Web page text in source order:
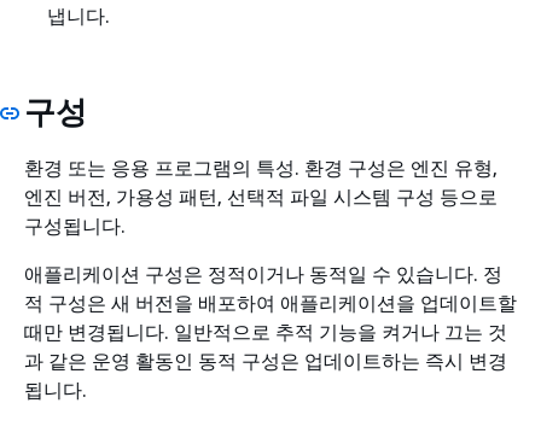
냅니다.
구성
환경 또는 응용 프로그램의 특성. 환경 구성은 엔진 유형,
엔진 버전, 가용성 패턴, 선택적 파일 시스템 구성 등으로
구성됩니다.
애플리케이션 구성은 정적이거나 동적일 수 있습니다. 정
적 구성은 새 버전을 배포하여 애플리케이션을 업데이트할
때만 변경됩니다. 일반적으로 추적 기능을 켜거나 끄는 것
과 같은 운영 활동인 동적 구성은 업데이트하는 즉시 변경
됩니다.